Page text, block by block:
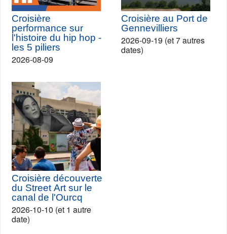
Croisière
performance sur
l'histoire du hip hop -
les 5 piliers
2026-08-09
Croisière au Port de
Gennevilliers
2026-09-19 (et 7 autres
dates)
Croisière découverte
du Street Art sur le
canal de l'Ourcq
2026-10-10 (et 1 autre
date)